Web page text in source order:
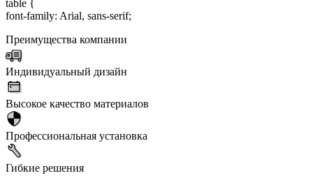
table {
font-family: Arial, sans-serif;
Преимущества компании
Индивидуальный дизайн
Высокое качество материалов
Профессиональная установка
Гибкие решения